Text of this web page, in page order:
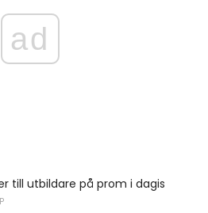
ad
till utbildare på prom i dagis